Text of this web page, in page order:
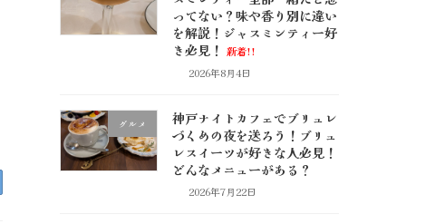
ってない？味や香り別に違い
を解説！ジャスミンティー好
き必見！ 新着!!
2026年8月4日
グルメ
神戸ナイトカフェでブリュレ
づくめの夜を送ろう！ブリュ
レスイーツが好きな人必見！
どんなメニューがある？
2026年7月22日